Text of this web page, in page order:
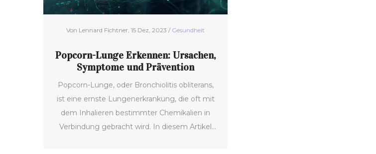
Von Lennard Fichtner, 15 Dez, 2023 / Gesundheit
Popcorn-Lunge Erkennen: Ursachen,
Symptome und Prävention
Popcorn-Lunge, oder Bronchiolitis obliterans,
ist eine ernste Lungenerkrankung, die oft mit
dem Inhalieren bestimmter Chemikalien in
Verbindung gebracht wird. In diesem Artikel